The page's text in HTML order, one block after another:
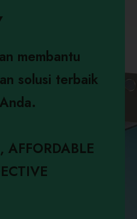
membantu
solusi terbaik
AFFORDABLE